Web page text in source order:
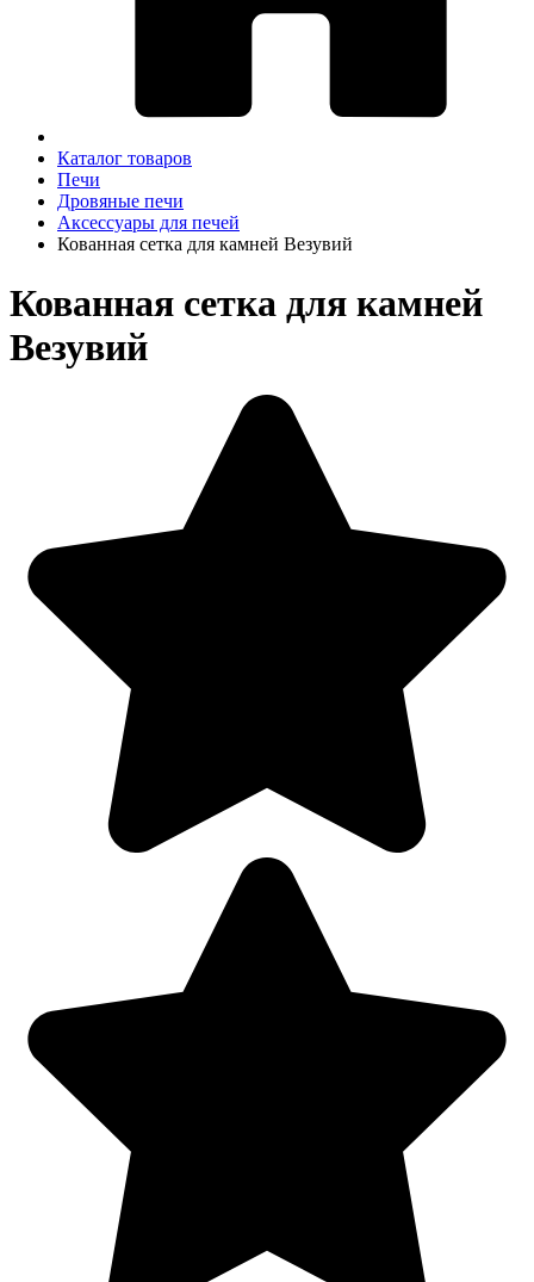
Каталог товаров
Печи
Дровяные печи
Аксессуары для печей
Кованная сетка для камней Везувий
Кованная сетка для камней
Везувий